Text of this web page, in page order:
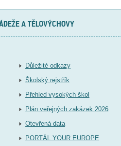
A TĚLOVÝCHOVY
Důležité odkazy
Školský rejstřík
Přehled vysokých škol
Plán veřejných zakázek 2026
Otevřená data
PORTÁL YOUR EUROPE